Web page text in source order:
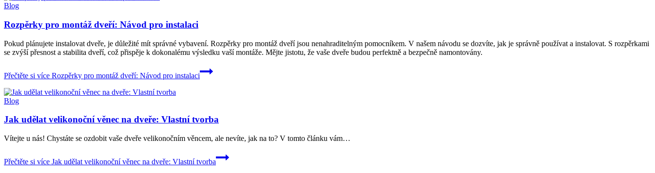
Blog
Rozpěrky pro montáž dveří: Návod pro instalaci
Pokud plánujete instalovat dveře, je důležité mít správné vybavení. Rozpěrky pro montáž dveří jsou nenahraditelným pomocníkem. V našem návodu se dozvíte, jak je správně používat a instalovat. S rozpěrkami
se zvýší přesnost a stabilita dveří, což přispěje k dokonalému výsledku vaší montáže. Mějte jistotu, že vaše dveře budou perfektně a bezpečně namontovány.
Přečtěte si více Rozpěrky pro montáž dveří: Návod pro instalaci
Blog
Jak udělat velikonoční věnec na dveře: Vlastní tvorba
Vítejte u nás! Chystáte se ozdobit vaše dveře velikonočním věncem, ale nevíte, jak na to? V tomto článku vám…
Přečtěte si více Jak udělat velikonoční věnec na dveře: Vlastní tvorba